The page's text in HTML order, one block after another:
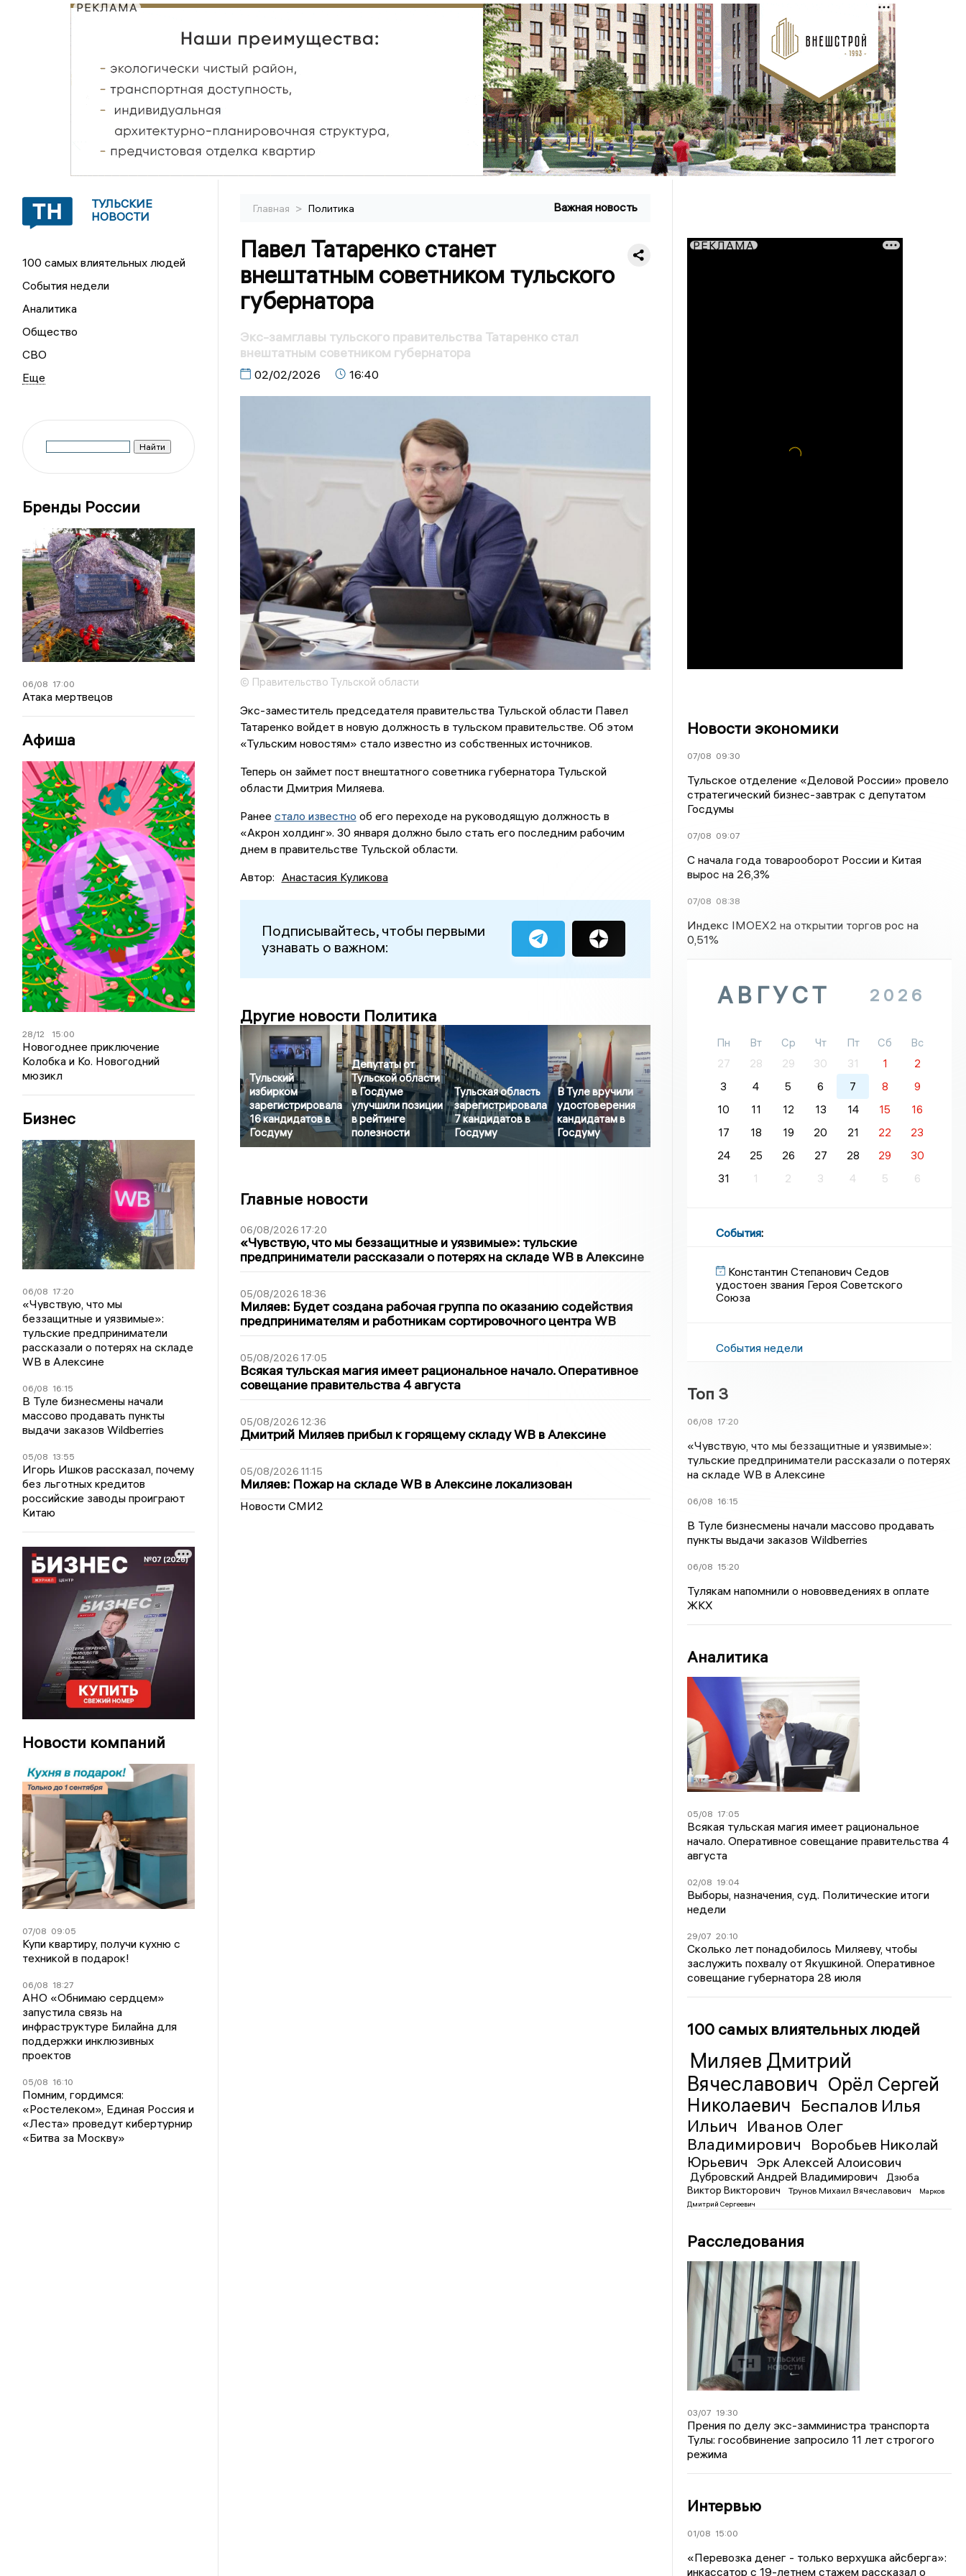
РЕКЛАМА
ТУЛЬСКИЕ
НОВОСТИ
100 самых влиятельных людей
События недели
Аналитика
Общество
СВО
Бренды России
06/08 17:00
Атака мертвецов
Афиша
28/12 15:00
Новогоднее приключение
Колобка и Ко. Новогодний
мюзикл
Бизнес
06/08 17:20
«Чувствую, что мы
беззащитные и уязвимые»:
тульские предприниматели
рассказали о потерях на складе
WB в Алексине
06/08 16:15
В Туле бизнесмены начали
массово продавать пункты
выдачи заказов Wildberries
05/08 13:55
Игорь Ишков рассказал, почему
без льготных кредитов
российские заводы проиграют
Китаю
Новости компаний
07/08 09:05
Купи квартиру, получи кухню с
техникой в подарок!
06/08 18:27
АНО «Обнимаю сердцем»
запустила связь на
инфраструктуре Билайна для
поддержки инклюзивных
проектов
05/08 16:10
Помним, гордимся:
«Ростелеком», Единая Россия и
«Леста» проведут кибертурнир
«Битва за Москву»
Главная > Политика Важная новость
Павел Татаренко станет
внештатным советником тульского
губернатора
Экс-замглавы тульского правительства Татаренко стал
внештатным советником губернатора
02/02/2026 16:40
© Правительство Тульской области
Экс-заместитель председателя правительства Тульской области Павел
Татаренко войдет в новую должность в тульском правительстве. Об этом
«Тульским новостям» стало известно из собственных источников.
Теперь он займет пост внештатного советника губернатора Тульской
области Дмитрия Миляева.
Ранее стало известно об его переходе на руководящую должность в
«Акрон холдинг». 30 января должно было стать его последним рабочим
днем в правительстве Тульской области.
Автор: Анастасия Куликова
Подписывайтесь, чтобы первыми
узнавать о важном:
Другие новости Политика
Тульский
избирком
зарегистрировала
16 кандидатов в
Госдуму
Депутаты от
Тульской области
в Госдуме
улучшили позиции
в рейтинге
полезности
Тульская область
зарегистрировала
7 кандидатов в
Госдуму
В Туле вручили
удостоверения
кандидатам в
Госдуму
Главные новости
06/08/2026 17:20
«Чувствую, что мы беззащитные и уязвимые»: тульские
предприниматели рассказали о потерях на складе WB в Алексине
05/08/2026 18:36
Миляев: Будет создана рабочая группа по оказанию содействия
предпринимателям и работникам сортировочного центра WB
05/08/2026 17:05
Всякая тульская магия имеет рациональное начало. Оперативное
совещание правительства 4 августа
05/08/2026 12:36
Дмитрий Миляев прибыл к горящему складу WB в Алексине
05/08/2026 11:15
Миляев: Пожар на складе WB в Алексине локализован
Новости СМИ2
РЕКЛАМА
Новости экономики
07/08 09:30
Тульское отделение «Деловой России» провело
стратегический бизнес-завтрак с депутатом
Госдумы
07/08 09:07
С начала года товарооборот России и Китая
вырос на 26,3%
07/08 08:38
Индекс IMOEX2 на открытии торгов рос на
0,51%
АВГУСТ 2026
Пн Вт Ср Чт Пт Сб
Вс
27
28 29 30 31 1
2
3
4 5 6 7 8
9
10
11 12 13 14 15
16
17
18 19 20 21 22
23
24
25 26 27 28 29
30
31
1 2 3 4 5 6
События:
Константин Степанович Седов
удостоен звания Героя Советского
Союза
События недели
Топ 3
06/08 17:20
«Чувствую, что мы беззащитные и уязвимые»:
тульские предприниматели рассказали о потерях
на складе WB в Алексине
06/08 16:15
В Туле бизнесмены начали массово продавать
пункты выдачи заказов Wildberries
06/08 15:20
Тулякам напомнили о нововведениях в оплате
ЖКХ
Аналитика
05/08 17:05
Всякая тульская магия имеет рациональное
начало. Оперативное совещание правительства 4
августа
02/08 19:04
Выборы, назначения, суд. Политические итоги
недели
29/07 20:10
Сколько лет понадобилось Миляеву, чтобы
заслужить похвалу от Якушкиной. Оперативное
совещание губернатора 28 июля
100 самых влиятельных людей
Миляев Дмитрий
Вячеславович Орёл Сергей
Николаевич Беспалов Илья
Ильич
Иванов Олег
Владимирович
Воробьев Николай
Юрьевич
Эрк Алексей Алоисович
Дубровский Андрей Владимирович
Дзюба
Виктор Викторович
Трунов Михаил Вячеславович
Марков
Дмитрий Сергеевич
Расследования
03/07 19:30
Прения по делу экс-замминистра транспорта
Тулы: гособвинение запросило 11 лет строгого
режима
Интервью
01/08 15:00
«Перевозка денег - только верхушка айсберга»:
инкассатор с 19-летнем стажем рассказал о